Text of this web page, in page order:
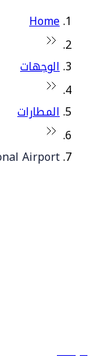
Home
الوجهات
المطارات
Airport
سياساتنا